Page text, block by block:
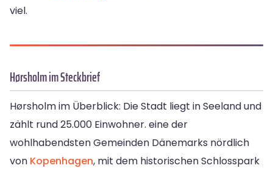
viel.
Hørsholm im Steckbrief
Hørsholm im Überblick: Die Stadt liegt in Seeland und
zählt rund 25.000 Einwohner. eine der
wohlhabendsten Gemeinden Dänemarks nördlich
von Kopenhagen, mit dem historischen Schlosspark